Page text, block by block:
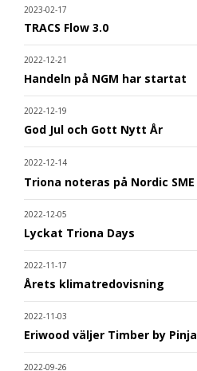
2023-02-17
TRACS Flow 3.0
2022-12-21
Handeln på NGM har startat
2022-12-19
God Jul och Gott Nytt År
2022-12-14
Triona noteras på Nordic SME
2022-12-05
Lyckat Triona Days
2022-11-17
Årets klimatredovisning
2022-11-03
Eriwood väljer Timber by Pinja
2022-09-26